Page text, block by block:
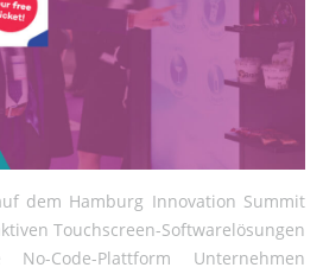
dem Hamburg Innovation Summit
Touchscreen-Softwarelösungen
Code-Plattform Unternehmen